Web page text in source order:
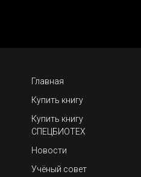
Главная
Купить книгу
Купить книгу
СПЕЦБИОТЕХ
Новости
Учёный совет